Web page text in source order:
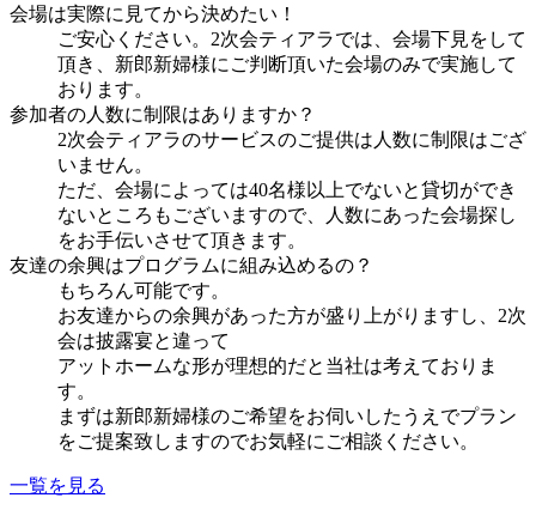
会場は実際に見てから決めたい！
ご安心ください。2次会ティアラでは、会場下見をして
頂き、新郎新婦様にご判断頂いた会場のみで実施して
おります。
参加者の人数に制限はありますか？
2次会ティアラのサービスのご提供は人数に制限はござ
いません。
ただ、会場によっては40名様以上でないと貸切ができ
ないところもございますので、人数にあった会場探し
をお手伝いさせて頂きます。
友達の余興はプログラムに組み込めるの？
もちろん可能です。
お友達からの余興があった方が盛り上がりますし、2次
会は披露宴と違って
アットホームな形が理想的だと当社は考えておりま
す。
まずは新郎新婦様のご希望をお伺いしたうえでプラン
をご提案致しますのでお気軽にご相談ください。
一覧を見る